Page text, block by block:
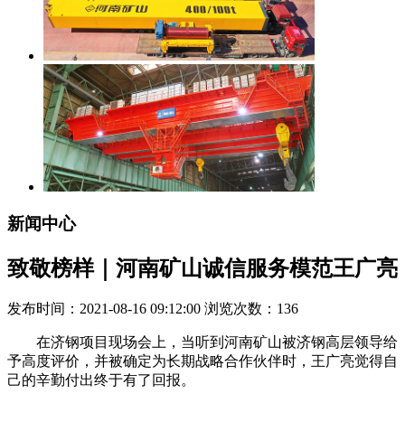
新闻中心
致敬榜样｜河南矿山诚信服务模范王广亮
发布时间：2021-08-16 09:12:00 浏览次数： 136
在济钢项目现场会上，当听到河南矿山被济钢高层领导给
予高度评价，并被确定为长期战略合作伙伴时，王广亮觉得自
己的辛勤付出终于有了回报。